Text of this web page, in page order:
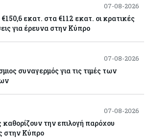
07-08-2026
εκατ. στα €112 εκατ. οι κρατικές
για έρευνα στην Κύπρο
07-08-2026
συναγερμός για τις τιμές των
07-08-2026
καθορίζουν την επιλογή παρόχου
στην Κύπρο